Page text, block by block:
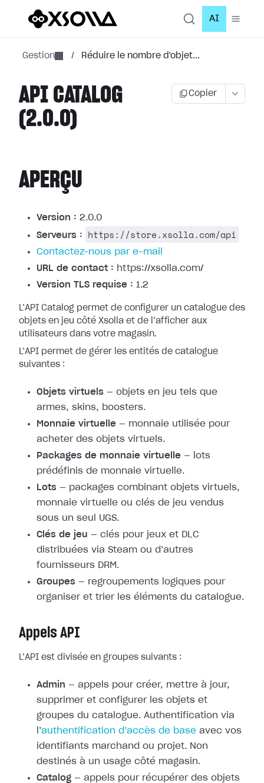
AI
Gestion / Réduire le nombre d'objet...
API CATALOG
(2.0.0)
Copier
APERÇU
Version : 2.0.0
Serveurs :
https://store.xsolla.com/api
Contactez-nous par e-mail
URL de contact : https://xsolla.com/
Version TLS requise : 1.2
L’API Catalog permet de configurer un catalogue des
objets en jeu côté Xsolla et de l’afficher aux
utilisateurs dans votre magasin.
L’API permet de gérer les entités de catalogue
suivantes :
Objets virtuels — objets en jeu tels que
armes, skins, boosters.
Monnaie virtuelle — monnaie utilisée pour
acheter des objets virtuels.
Packages de monnaie virtuelle — lots
prédéfinis de monnaie virtuelle.
Lots — packages combinant objets virtuels,
monnaie virtuelle ou clés de jeu vendus
sous un seul UGS.
Clés de jeu — clés pour jeux et DLC
distribuées via Steam ou d’autres
fournisseurs DRM.
Groupes — regroupements logiques pour
organiser et trier les éléments du catalogue.
Appels API
L’API est divisée en groupes suivants :
Admin — appels pour créer, mettre à jour,
supprimer et configurer les objets et
groupes du catalogue. Authentification via
l’authentification d’accès de base avec vos
identifiants marchand ou projet. Non
destinés à un usage côté magasin.
Catalog — appels pour récupérer des objets